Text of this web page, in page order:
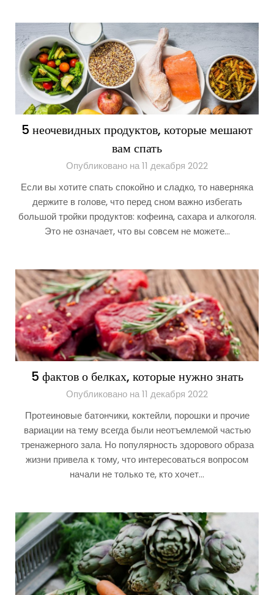
5 неочевидных продуктов, которые мешают
вам спать
Опубликовано на 11 декабря 2022
Если вы хотите спать спокойно и сладко, то наверняка
держите в голове, что перед сном важно избегать
большой тройки продуктов: кофеина, сахара и алкоголя.
Это не означает, что вы совсем не можете…
5 фактов о белках, которые нужно знать
Опубликовано на 11 декабря 2022
Протеиновые батончики, коктейли, порошки и прочие
вариации на тему всегда были неотъемлемой частью
тренажерного зала. Но популярность здорового образа
жизни привела к тому, что интересоваться вопросом
начали не только те, кто хочет…